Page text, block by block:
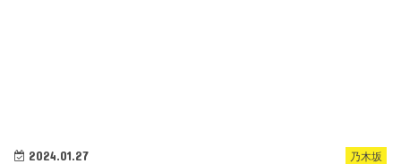
乃木坂
2024.01.27